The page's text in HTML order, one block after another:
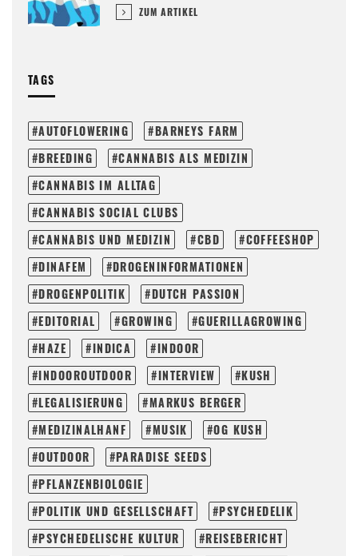
ZUM ARTIKEL
TAGS
AUTOFLOWERING
BARNEYS FARM
BREEDING
CANNABIS ALS MEDIZIN
CANNABIS IM ALLTAG
CANNABIS SOCIAL CLUBS
CANNABIS UND MEDIZIN
CBD
COFFEESHOP
DINAFEM
DROGENINFORMATIONEN
DROGENPOLITIK
DUTCH PASSION
EDITORIAL
GROWING
GUERILLAGROWING
HAZE
INDICA
INDOOR
INDOOROUTDOOR
INTERVIEW
KUSH
LEGALISIERUNG
MARKUS BERGER
MEDIZINALHANF
MUSIK
OG KUSH
OUTDOOR
PARADISE SEEDS
PFLANZENBIOLOGIE
POLITIK UND GESELLSCHAFT
PSYCHEDELIK
PSYCHEDELISCHE KULTUR
REISEBERICHT